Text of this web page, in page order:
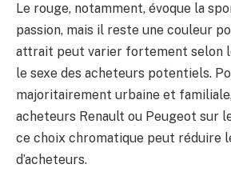
Le rouge, notamment, évoque la
passion, mais il reste une couleur
attrait peut varier fortement selon
le sexe des acheteurs potentiels.
majoritairement urbaine et familiale,
acheteurs Renault ou Peugeot sur
ce choix chromatique peut réduire
d’acheteurs.